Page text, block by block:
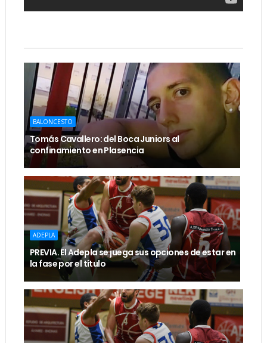
BALONCESTO
Tomás Cavallero: del Boca Juniors al
confinamiento en Plasencia
ADEPLA
PREVIA. El Adepla se juega sus opciones de estar en
la fase por el título